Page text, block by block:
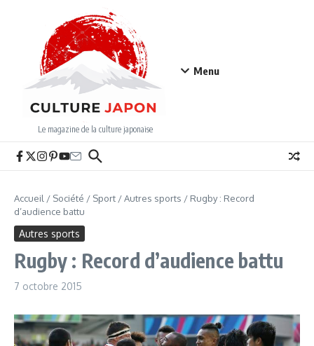
Le magazine de la culture japonaise
Menu
Accueil / Société / Sport /Autres sports / Rugby : Record
d’audience battu
Autres sports
Rugby : Record d’audience battu
7 octobre 2015